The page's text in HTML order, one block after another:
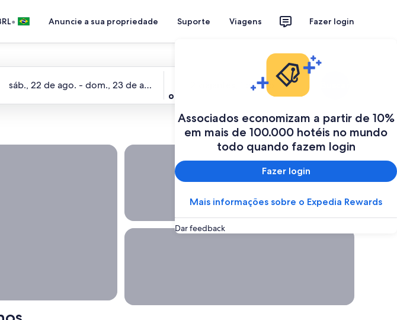
• Anuncie a sua propriedade Suporte Viagens Fazer login
Associados economizam a partir de 10%
em mais de 100.000 hotéis no mundo
todo quando fazem login
Fazer login
Mais informações sobre o Expedia Rewards
Dar feedback
sáb., 22 de ago. - dom., 23 de ago. 2 viajantes, 1 quarto
Ofertas de
última hora
disponíveis.
Escolha o seu
próximo destino
Ofertas de &uacute;ltima hora est&atilde;o
aqui para